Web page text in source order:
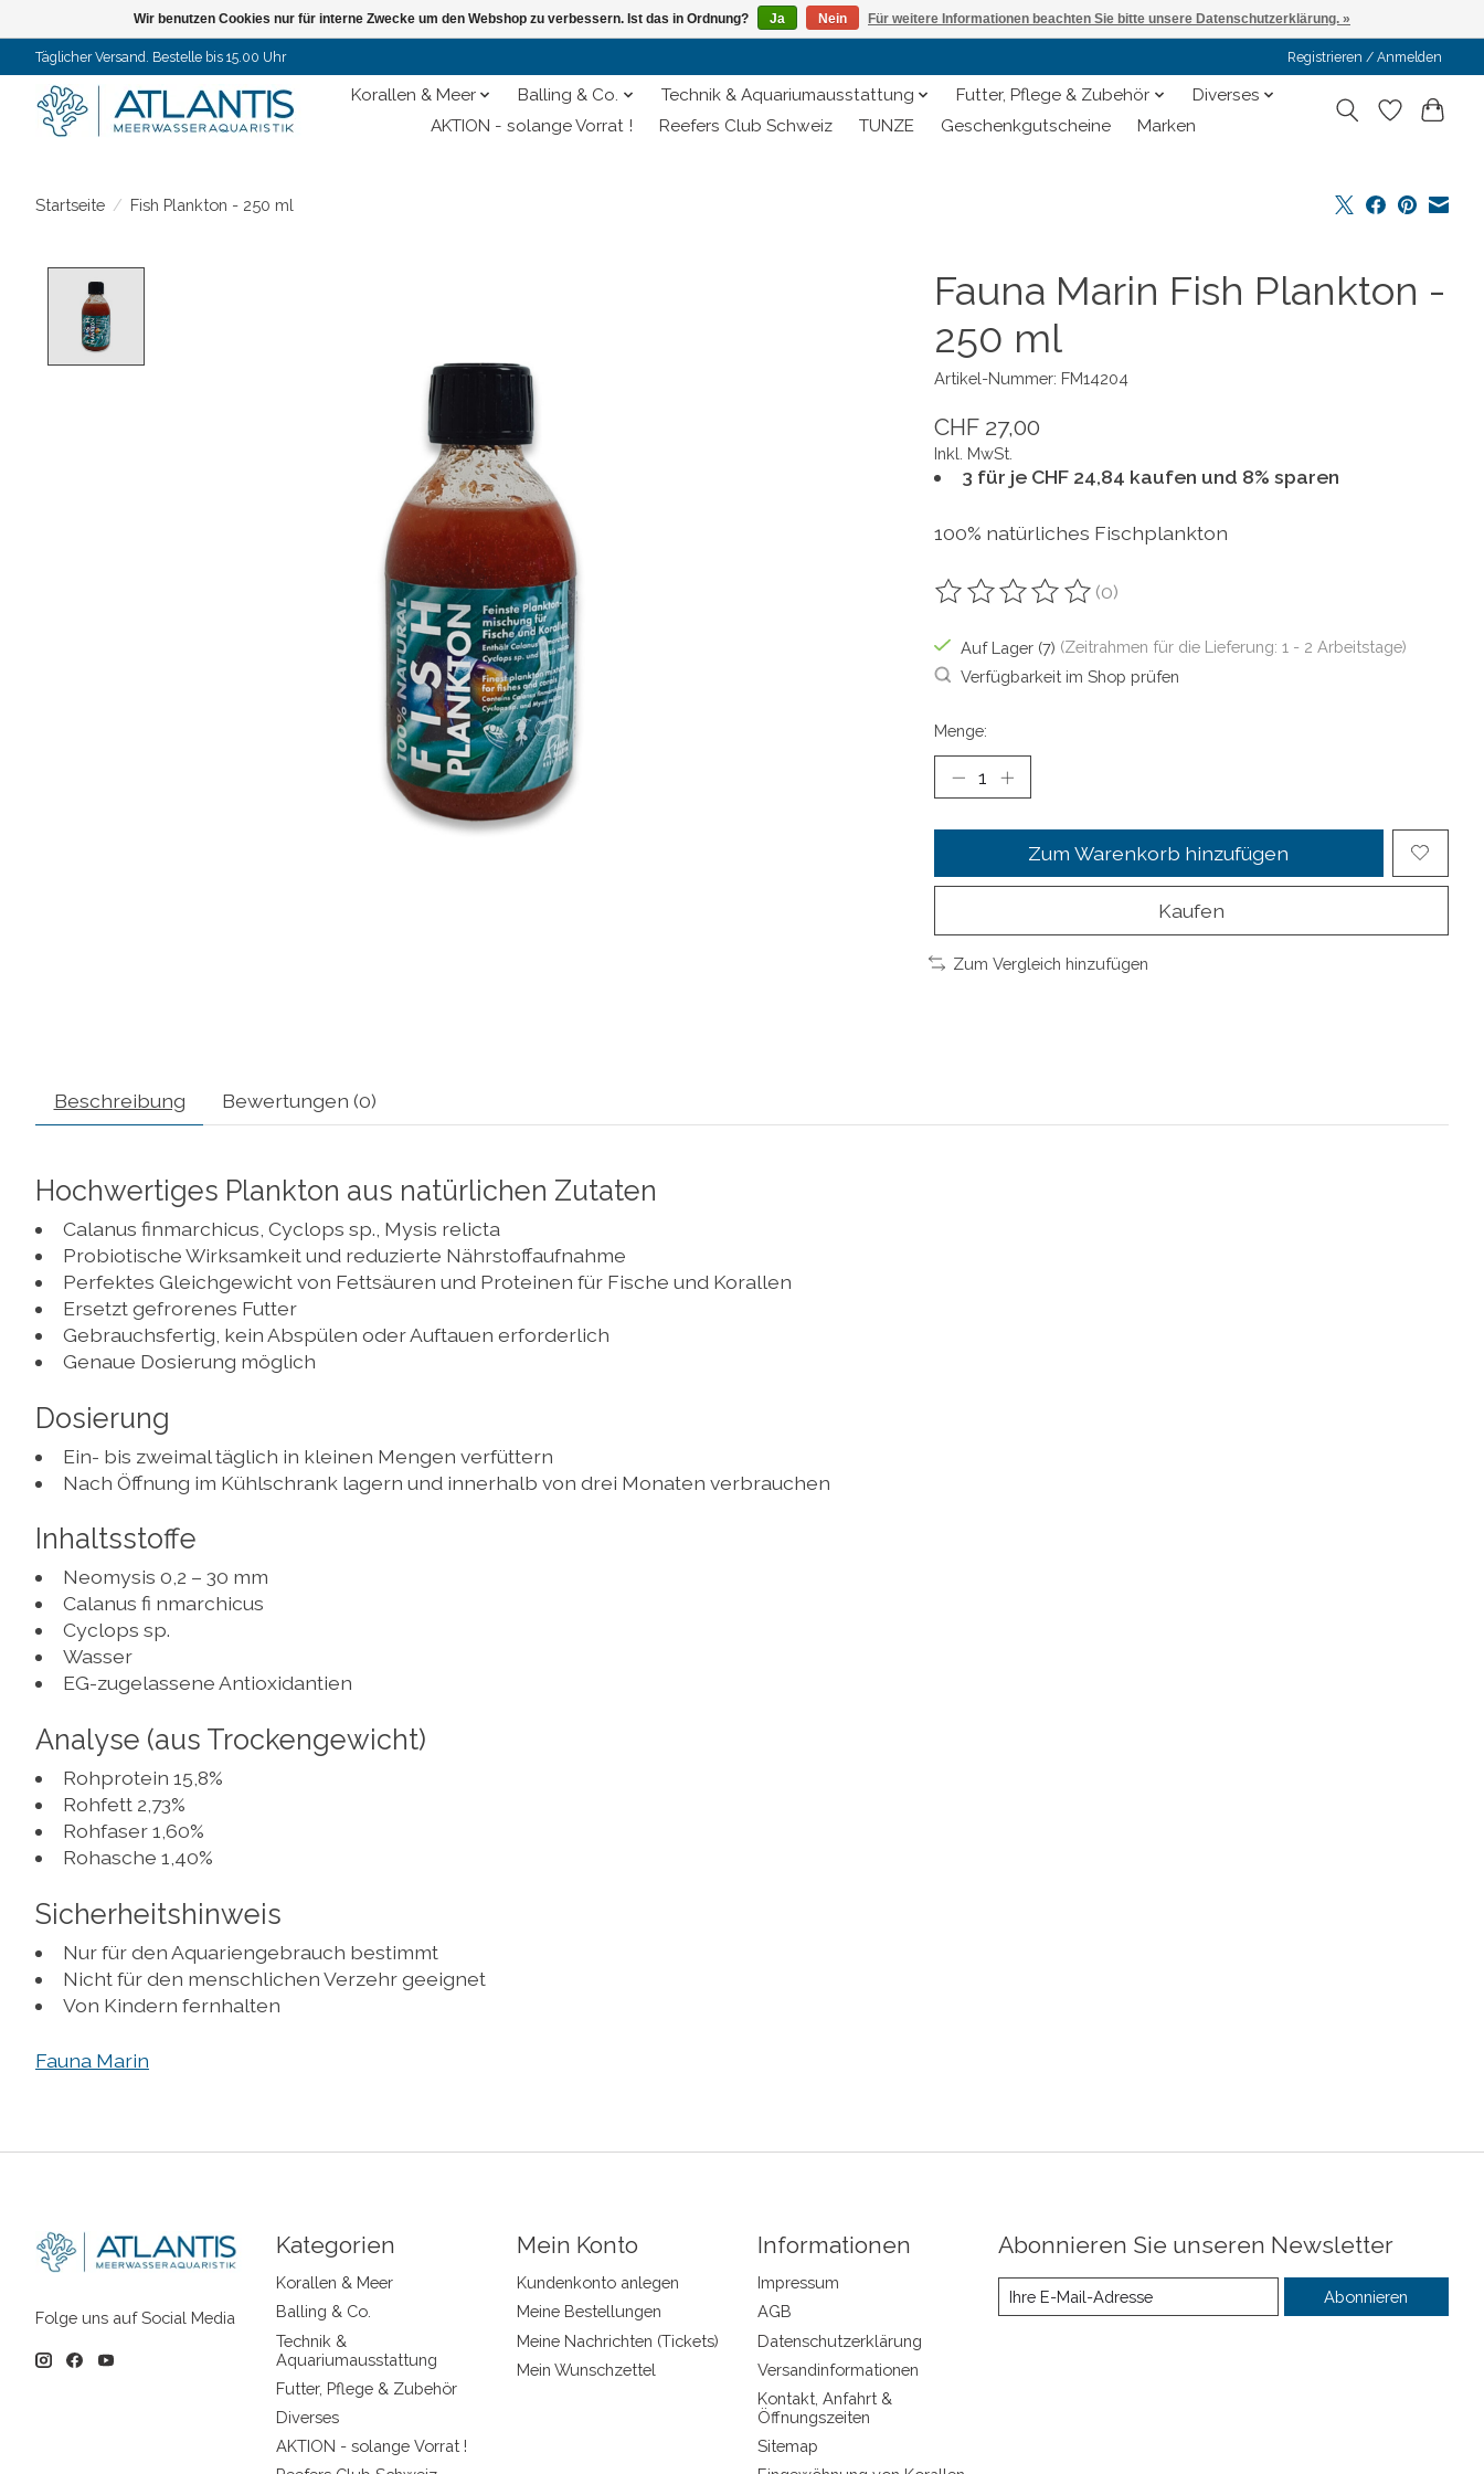
Täglicher Versand. Bestelle bis 15.00 Uhr Registrieren / Anmelden
Korallen & Meer Balling & Co. Technik & Aquariumausstattung Futter, Pflege & Zubehör
Diverses
AKTION - solange Vorrat !
Reefers Club Schweiz TUNZE Geschenkgutscheine Marken
Startseite / Fish Plankton - 250 ml
Fauna Marin Fish Plankton -
250 ml
Artikel-Nummer: FM14204
CHF 27,00
Inkl. MwSt.
3 für je CHF 24,84 kaufen und 8% sparen
100% natürliches Fischplankton
Die Bewertung dieses Produkts ist
(0)
Auf Lager (7) (Zeitrahmen für die Lieferung: 1 - 2 Arbeitstage)
Verfügbarkeit im Shop prüfen
Menge:
Zum Warenkorb hinzufügen
Kaufen
Zum Vergleich hinzufügen
Beschreibung Bewertungen (0)
Hochwertiges Plankton aus natürlichen Zutaten
Calanus finmarchicus, Cyclops sp., Mysis relicta
Probiotische Wirksamkeit und reduzierte Nährstoffaufnahme
Perfektes Gleichgewicht von Fettsäuren und Proteinen für Fische und Korallen
Ersetzt gefrorenes Futter
Gebrauchsfertig, kein Abspülen oder Auftauen erforderlich
Genaue Dosierung möglich
Dosierung
Ein- bis zweimal täglich in kleinen Mengen verfüttern
Nach Öffnung im Kühlschrank lagern und innerhalb von drei Monaten verbrauchen
Inhaltsstoffe
Neomysis 0,2 – 30 mm
Calanus fi nmarchicus
Cyclops sp.
Wasser
EG-zugelassene Antioxidantien
Analyse (aus Trockengewicht)
Rohprotein 15,8%
Rohfett 2,73%
Rohfaser 1,60%
Rohasche 1,40%
Sicherheitshinweis
Nur für den Aquariengebrauch bestimmt
Nicht für den menschlichen Verzehr geeignet
Von Kindern fernhalten
Fauna Marin
Folge uns auf Social Media
Kategorien
Korallen & Meer
Balling & Co.
Technik &
Aquariumausstattung
Futter, Pflege & Zubehör
Diverses
AKTION - solange Vorrat !
Mein Konto
Kundenkonto anlegen
Meine Bestellungen
Meine Nachrichten (Tickets)
Mein Wunschzettel
Informationen
Impressum
AGB
Datenschutzerklärung
Versandinformationen
Kontakt, Anfahrt &
Öffnungszeiten
Sitemap
Abonnieren Sie unseren Newsletter
Abonnieren
Wir benutzen Cookies nur für interne Zwecke um den Webshop zu verbessern. Ist das in Ordnung? Ja Nein Für weitere Informationen beachten Sie bitte unsere Datenschutzerklärung. »